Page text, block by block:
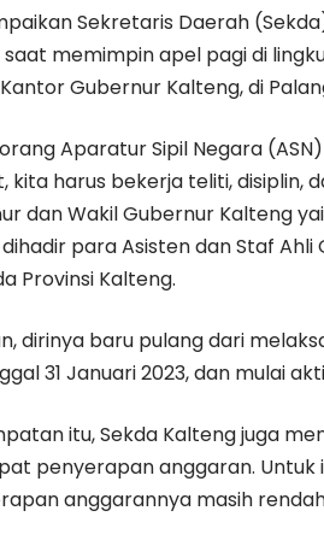
Sekretaris Daerah
memimpin apel pagi di
Gubernur Kalteng, di
Aparatur Sipil Negara
kita harus bekerja teliti, disiplin,
dan Wakil Gubernur Kalteng
para Asisten dan Staf
Provinsi Kalteng.
dirinya baru pulang dari
31 Januari 2023, dan mulai
itu, Sekda Kalteng juga
penyerapan anggaran. Untuk
anggarannya masih